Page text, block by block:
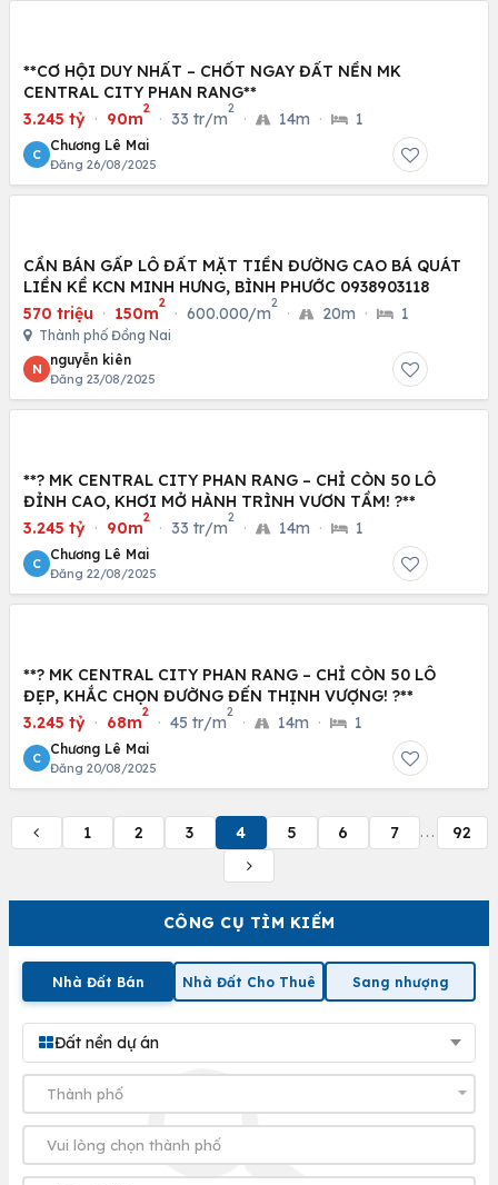
CÔNG CỤ TÌM KIẾM
Nhà Đất Bán Nhà Đất Cho Thuê Sang nhượng
Đất nền dự án
**CƠ HỘI DUY NHẤT – CHỐT NGAY ĐẤT NỀN MK
CENTRAL CITY PHAN RANG**
3.245 tỷ · 90m
2
· 33 tr/m
2
· 14m · 1
C
Chương Lê Mai
Đăng 26/08/2025
CẦN BÁN GẤP LÔ ĐẤT MẶT TIỀN ĐƯỜNG CAO BÁ QUÁT
LIỀN KỀ KCN MINH HƯNG, BÌNH PHƯỚC 0938903118
570 triệu · 150m
2
· 600.000/m
2
· 20m · 1
Thành phố Đồng Nai
N
nguyễn kiên
Đăng 23/08/2025
**? MK CENTRAL CITY PHAN RANG – CHỈ CÒN 50 LÔ
ĐỈNH CAO, KHƠI MỞ HÀNH TRÌNH VƯƠN TẦM! ?**
3.245 tỷ · 90m
2
· 33 tr/m
2
· 14m · 1
C
Chương Lê Mai
Đăng 22/08/2025
**? MK CENTRAL CITY PHAN RANG – CHỈ CÒN 50 LÔ
ĐẸP, KHẮC CHỌN ĐƯỜNG ĐẾN THỊNH VƯỢNG! ?**
3.245 tỷ · 68m
2
· 45 tr/m
2
· 14m · 1
C
Chương Lê Mai
Đăng 20/08/2025
1 2 3 4 5 6 7 ... 92